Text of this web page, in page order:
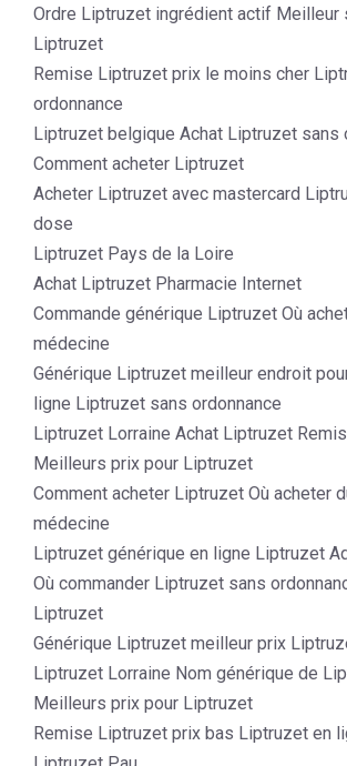
Ordre Liptruzet ingrédient actif Meilleur
Liptruzet
Remise Liptruzet prix le moins cher
ordonnance
Liptruzet belgique Achat Liptruzet sans
Comment acheter Liptruzet
Acheter Liptruzet avec mastercard
dose
Liptruzet Pays de la Loire
Achat Liptruzet Pharmacie Internet
Commande générique Liptruzet Où
médecine
Générique Liptruzet meilleur endroit
ligne Liptruzet sans ordonnance
Liptruzet Lorraine Achat Liptruzet
Meilleurs prix pour Liptruzet
Comment acheter Liptruzet Où acheter
médecine
Liptruzet générique en ligne Liptruzet
Où commander Liptruzet sans
Liptruzet
Générique Liptruzet meilleur prix
Liptruzet Lorraine Nom générique de
Meilleurs prix pour Liptruzet
Remise Liptruzet prix bas Liptruzet en